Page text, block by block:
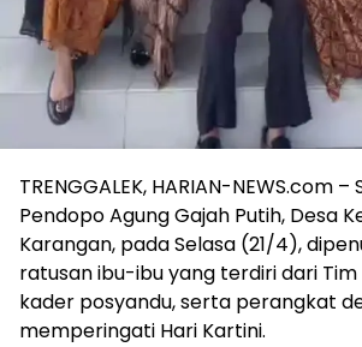
TRENGGALEK, HARIAN-NEWS.com –
Pendopo Agung Gajah Putih, Desa
Karangan, pada Selasa (21/4),
ratusan ibu-ibu yang terdiri dari Tim
kader posyandu, serta perangkat
memperingati Hari Kartini.